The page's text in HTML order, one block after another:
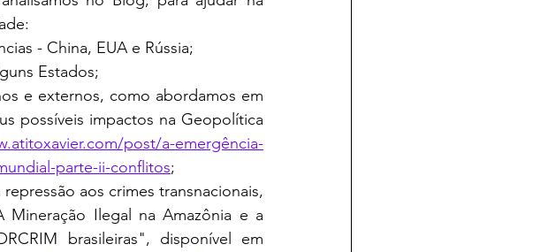
- China, EUA e Rússia;
Estados;
e externos, como abordamos em
possíveis impactos na Geopolítica
post/a-emergência-
parte-ii-conflitos;
aos crimes transnacionais,
Ilegal na Amazônia e a